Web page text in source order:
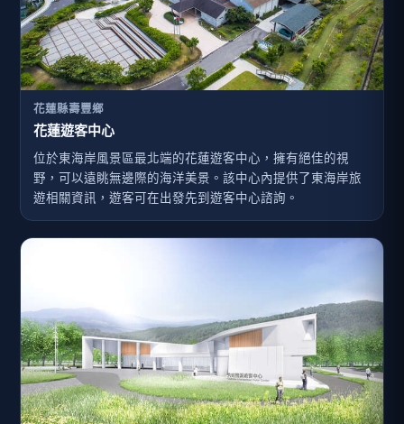
花蓮縣壽豐鄉
花蓮遊客中心
位於東海岸風景區最北端的花蓮遊客中心，擁有絕佳的視
野，可以遠眺無邊際的海洋美景。該中心內提供了東海岸旅
遊相關資訊，遊客可在出發先到遊客中心諮詢。